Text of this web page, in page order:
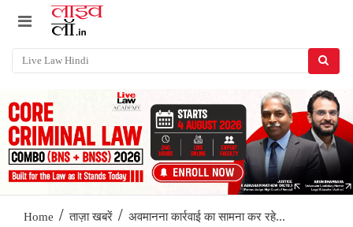
Home / ताज़ा खबरें / अवमानना ​​कार्रवाई का सामना कर रहे...